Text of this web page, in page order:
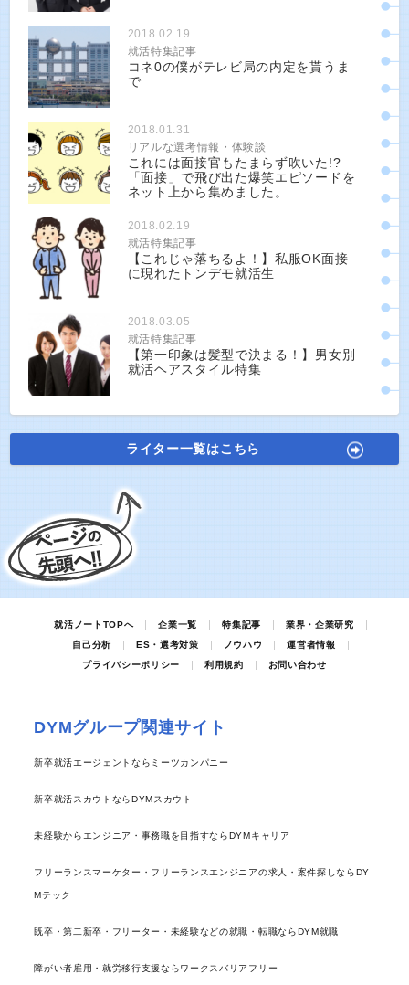
2018.02.19
就活特集記事
コネ0の僕がテレビ局の内定を貰うま
で
2018.01.31
リアルな選考情報・体験談
これには面接官もたまらず吹いた!?
「面接」で飛び出た爆笑エピソードを
ネット上から集めました。
2018.02.19
就活特集記事
【これじゃ落ちるよ！】私服OK面接
に現れたトンデモ就活生
2018.03.05
就活特集記事
【第一印象は髪型で決まる！】男女別
就活ヘアスタイル特集
ライター一覧はこちら
就活ノートTOPへ 企業一覧 特集記事
業界・企業研究
自己分析
ES・選考対策 ノウハウ
運営者情報
プライバシーポリシー
利用規約 お問い合わせ
DYMグループ関連サイト
新卒就活エージェントならミーツカンパニー
新卒就活スカウトならDYMスカウト
未経験からエンジニア・事務職を目指すならDYMキャリア
フリーランスマーケター・フリーランスエンジニアの求人・案件探しならDY
Mテック
既卒・第二新卒・フリーター・未経験などの就職・転職ならDYM就職
障がい者雇用・就労移行支援ならワークスバリアフリー